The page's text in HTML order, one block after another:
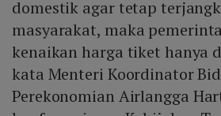
domestik agar tetap
masyarakat, maka
kenaikan harga tiket hanya
kata Menteri Koordinator
Perekonomian Airlangga